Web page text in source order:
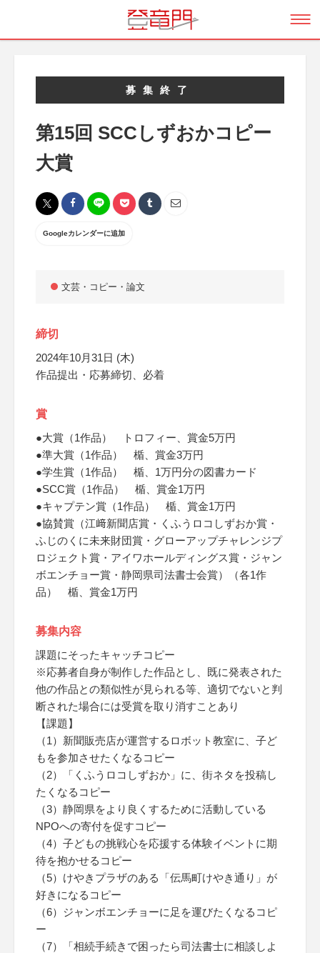
募集終了
第15回 SCCしずおかコピー
大賞
Googleカレンダーに追加
文芸・コピー・論文
締切
2024年10月31日 (木)
作品提出・応募締切、必着
賞
●大賞（1作品） トロフィー、賞金5万円
●準大賞（1作品） 楯、賞金3万円
●学生賞（1作品） 楯、1万円分の図書カード
●SCC賞（1作品） 楯、賞金1万円
●キャプテン賞（1作品） 楯、賞金1万円
●協賛賞（江﨑新聞店賞・くふうロコしずおか賞・
ふじのくに未来財団賞・グローアップチャレンジプ
ロジェクト賞・アイワホールディングス賞・ジャン
ボエンチョー賞・静岡県司法書士会賞）（各1作
品） 楯、賞金1万円
募集内容
課題にそったキャッチコピー
※応募者自身が制作した作品とし、既に発表された
他の作品との類似性が見られる等、適切でないと判
断された場合には受賞を取り消すことあり
【課題】
（1）新聞販売店が運営するロボット教室に、子ど
もを参加させたくなるコピー
（2）「くふうロコしずおか」に、街ネタを投稿し
たくなるコピー
（3）静岡県をより良くするために活動している
NPOへの寄付を促すコピー
（4）子どもの挑戦心を応援する体験イベントに期
待を抱かせるコピー
（5）けやきプラザのある「伝馬町けやき通り」が
好きになるコピー
（6）ジャンボエンチョーに足を運びたくなるコピ
ー
（7）「相続手続きで困ったら司法書士に相談しよ